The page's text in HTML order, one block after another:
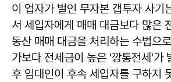
이 업자가 벌인 무자본 갭투자 사기
서 세입자에게 매매 대금보다 많은
동산 매매 대금을 처리하는 수법으
가보다 전세금이 높은 '깡통전세'가
후 임대인이 후속 세입자를 구하지